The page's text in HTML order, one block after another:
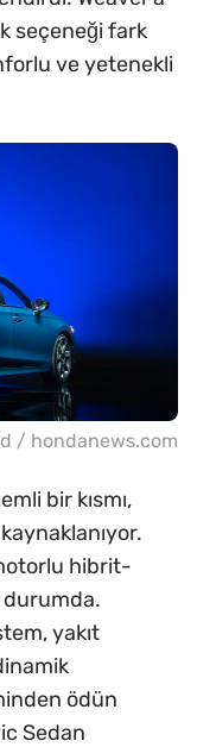
seçeneği fark
ve yetenekli
/ hondanews.com
bir kısmı,
hibrit-
yakıt
ödün
Sedan